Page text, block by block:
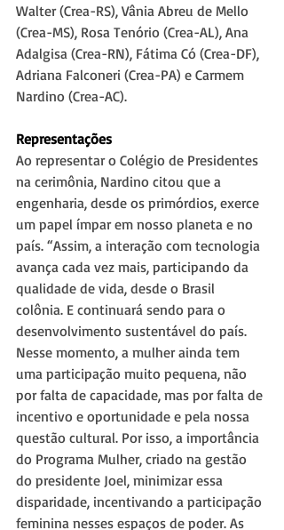
Walter (Crea-RS), Vânia Abreu de Mello
(Crea-MS), Rosa Tenório (Crea-AL), Ana
Adalgisa (Crea-RN), Fátima Có (Crea-DF),
Adriana Falconeri (Crea-PA) e Carmem
Nardino (Crea-AC).
Representações
Ao representar o Colégio de Presidentes
na cerimônia, Nardino citou que a
engenharia, desde os primórdios, exerce
um papel ímpar em nosso planeta e no
país. “Assim, a interação com tecnologia
avança cada vez mais, participando da
qualidade de vida, desde o Brasil
colônia. E continuará sendo para o
desenvolvimento sustentável do país.
Nesse momento, a mulher ainda tem
uma participação muito pequena, não
por falta de capacidade, mas por falta de
incentivo e oportunidade e pela nossa
questão cultural. Por isso, a importância
do Programa Mulher, criado na gestão
do presidente Joel, minimizar essa
disparidade, incentivando a participação
feminina nesses espaços de poder. As